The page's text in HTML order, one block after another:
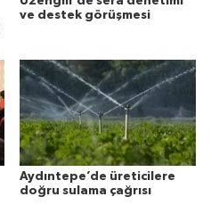
ve destek görüşmesi
Aydıntepe’de üreticilere
doğru sulama çağrısı